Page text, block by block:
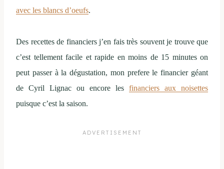
avec les blancs d’oeufs.
Des recettes de financiers j’en fais très souvent je trouve que
c’est tellement facile et rapide en moins de 15 minutes on
peut passer à la dégustation, mon prefere le financier géant
de Cyril Lignac ou encore les financiers aux noisettes
puisque c’est la saison.